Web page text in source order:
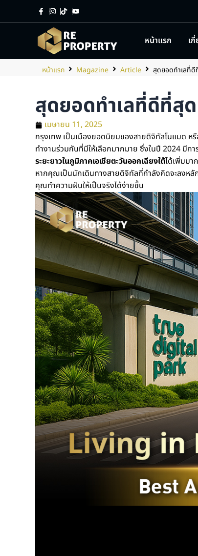
หน้าแรก เ
หน้าแรก Magazine Article สุดยอดทำเลที่ดี
สุดยอดทำเลที่ดีที่สุ
เมษายน 11, 2025
กรุงเทพ เป็นเมืองยอดนิยมของสายดิจิทัลโนแมด ห
ทำงานร่วมกันที่มีให้เลือกมากมาย ซึ่งในปี 2024 มีกา
ระยะยาวในภูมิภาคเอเชียตะวันออกเฉียงใต้ได้เพิ่มมา
หากคุณเป็นนักเดินทางสายดิจิทัลที่กำลังคิดจะลงห
คุณทำความฝันให้เป็นจริงได้ง่ายขึ้น